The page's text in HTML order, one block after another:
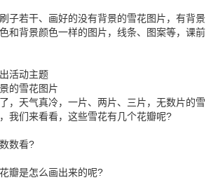
若干、画好的没有背景的雪花图片，有背景
和背景颜色一样的图片，线条、图案等，课前
活动主题
雪花图片
天气真冷，一片、两片、三片，无数片的雪
我们来看看，这些雪花有几个花瓣呢?
数看?
是怎么画出来的呢?